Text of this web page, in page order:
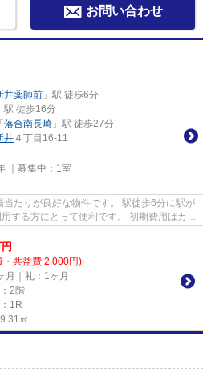
お問い合わせ
井薬師前 」駅 徒歩6分
駅 徒歩16分
「 落合南長崎 」駅 徒歩27分
井 ４丁目16-11
｜募集中： 1室
たりが良好な物件です。 駅徒歩6分に駅が
する方にとって便利です。 初期費用はカー
円
・共益費 2,000円)
月｜礼：1ヶ月
2階
1R
㎡